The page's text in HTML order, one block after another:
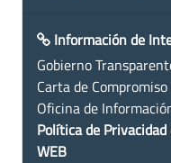
Información de
Gobierno
Carta de Compromiso
Oficina de
Política de
WEB